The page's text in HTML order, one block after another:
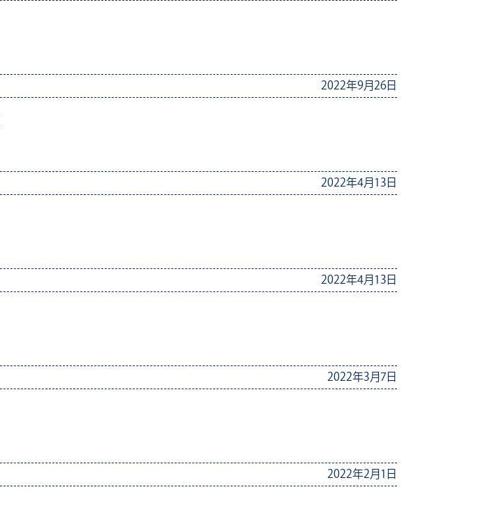
2022年9月26日
2022年4月13日
2022年4月13日
2022年3月7日
2022年2月1日